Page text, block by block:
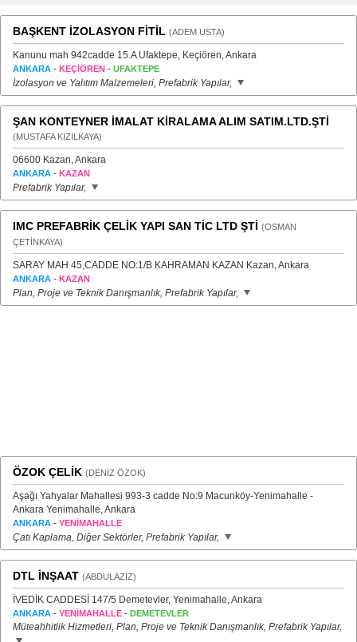
BAŞKENT İZOLASYON FİTİL (ADEM USTA)
Kanunu mah 942cadde 15.A Ufaktepe, Keçiören, Ankara
ANKARA - KEÇİÖREN - UFAKTEPE
İzolasyon ve Yalıtım Malzemeleri, Prefabrik Yapılar,
ŞAN KONTEYNER İMALAT KİRALAMA ALIM SATIM.LTD.ŞTİ
(MUSTAFA KIZILKAYA)
06600 Kazan, Ankara
ANKARA - KAZAN
Prefabrik Yapılar,
IMC PREFABRİK ÇELİK YAPI SAN TİC LTD ŞTİ (OSMAN
ÇETİNKAYA)
SARAY MAH 45,CADDE NO:1/B KAHRAMAN KAZAN Kazan, Ankara
ANKARA - KAZAN
Plan, Proje ve Teknik Danışmanlık, Prefabrik Yapılar,
ÖZOK ÇELİK (DENİZ ÖZOK)
Aşağı Yahyalar Mahallesi 993-3 cadde No:9 Macunköy-Yenimahalle -
Ankara Yenimahalle, Ankara
ANKARA - YENİMAHALLE
Çatı Kaplama, Diğer Sektörler, Prefabrik Yapılar,
DTL İNŞAAT (ABDULAZİZ)
İVEDİK CADDESİ 147/5 Demetevler, Yenimahalle, Ankara
ANKARA - YENİMAHALLE - DEMETEVLER
Müteahhitlik Hizmetleri, Plan, Proje ve Teknik Danışmanlık, Prefabrik Yapılar,